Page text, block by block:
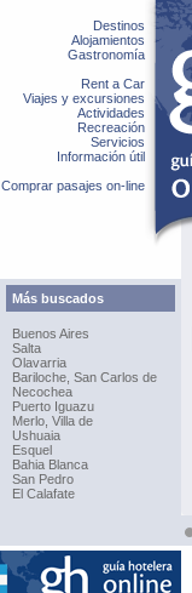
Destinos
Alojamientos
Gastronomía
Rent a Car
Viajes y excursiones
Actividades
Recreación
Servicios
Información útil
Comprar pasajes on-line
Más buscados
Buenos Aires
Salta
Olavarria
Bariloche, San Carlos de
Necochea
Puerto Iguazu
Merlo, Villa de
Ushuaia
Esquel
Bahia Blanca
San Pedro
El Calafate